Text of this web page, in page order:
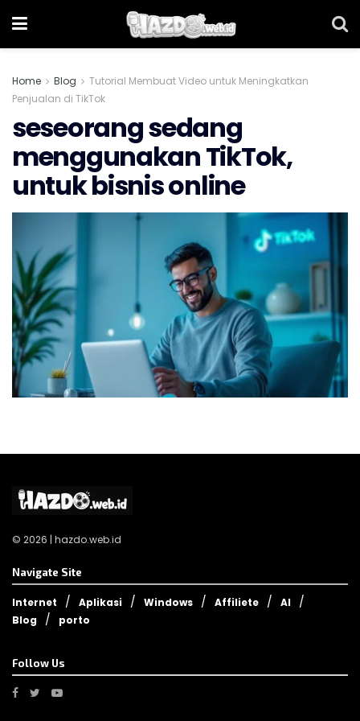
Home Blog
Tutorial Membuat Video untuk Meningkatkan
Penjualan di TikTok
seseorang sedang
menggunakan TikTok,
untuk bisnis online
© 2026 | hazdo.web.id
Navigate Site
Internet Aplikasi Windows Affiliete
AI
Blog
porto
Follow Us